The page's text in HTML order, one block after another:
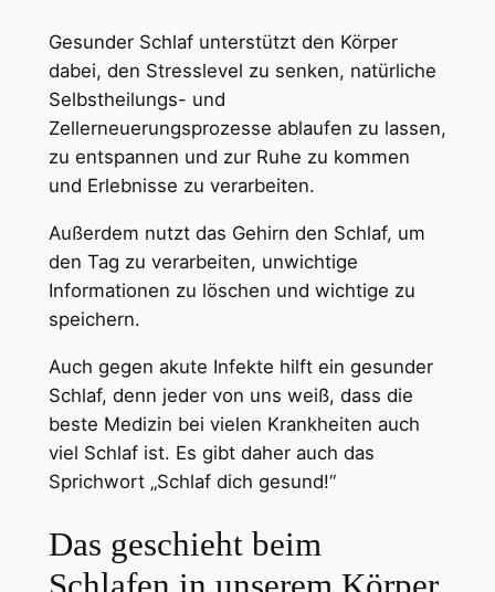
Gesunder Schlaf unterstützt den Körper
dabei, den Stresslevel zu senken, natürliche
Selbstheilungs- und
Zellerneuerungsprozesse ablaufen zu lassen,
zu entspannen und zur Ruhe zu kommen
und Erlebnisse zu verarbeiten.
Außerdem nutzt das Gehirn den Schlaf, um
den Tag zu verarbeiten, unwichtige
Informationen zu löschen und wichtige zu
speichern.
Auch gegen akute Infekte hilft ein gesunder
Schlaf, denn jeder von uns weiß, dass die
beste Medizin bei vielen Krankheiten auch
viel Schlaf ist. Es gibt daher auch das
Sprichwort „Schlaf dich gesund!“
Das geschieht beim